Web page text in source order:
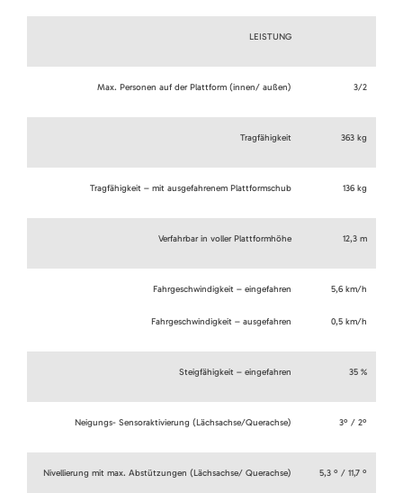
LEISTUNG
Max. Personen auf der Plattform (innen/ außen) 3/2
Tragfähigkeit 363 kg
Tragfähigkeit – mit ausgefahrenem Plattformschub 136 kg
Verfahrbar in voller Plattformhöhe 12,3 m
Fahrgeschwindigkeit – eingefahren
Fahrgeschwindigkeit – ausgefahren
5,6 km/h
0,5 km/h
Steigfähigkeit – eingefahren 35 %
Neigungs- Sensoraktivierung (Lächsachse/Querachse) 3º / 2º
Nivellierung mit max. Abstützungen (Lächsachse/ Querachse) 5,3 º / 11,7 º